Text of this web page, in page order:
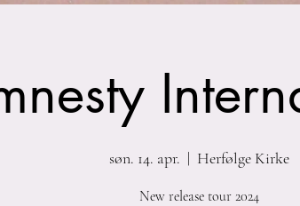
søn. 14. apr.
  |
Herfølge Kirke
New release tour 2024